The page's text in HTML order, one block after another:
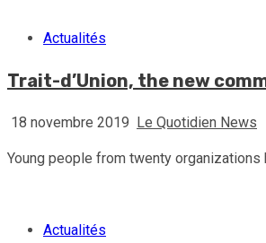
Actualités
Trait-d’Union, the new
18 novembre 2019 Le Quotidien News
Young people from twenty organizations
Actualités